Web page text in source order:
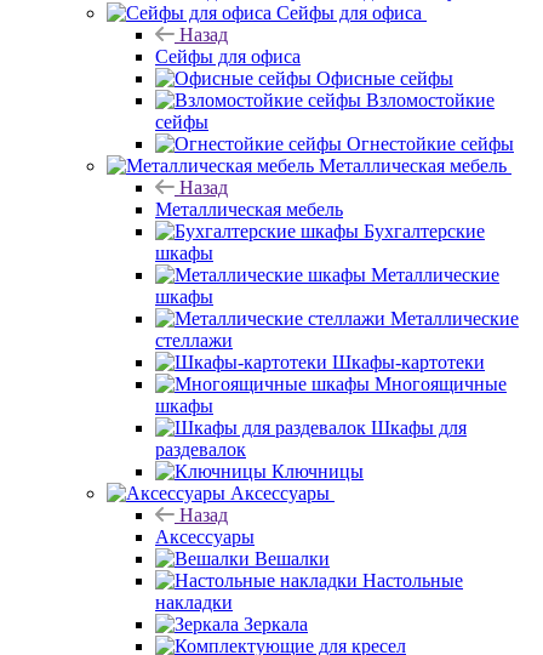
Сейфы для офиса
Назад
Сейфы для офиса
Офисные сейфы
Взломостойкие
сейфы
Огнестойкие сейфы
Металлическая мебель
Назад
Металлическая мебель
Бухгалтерские
шкафы
Металлические
шкафы
Металлические
стеллажи
Шкафы-картотеки
Многоящичные
шкафы
Шкафы для
раздевалок
Ключницы
Аксессуары
Назад
Аксессуары
Вешалки
Настольные
накладки
Зеркала